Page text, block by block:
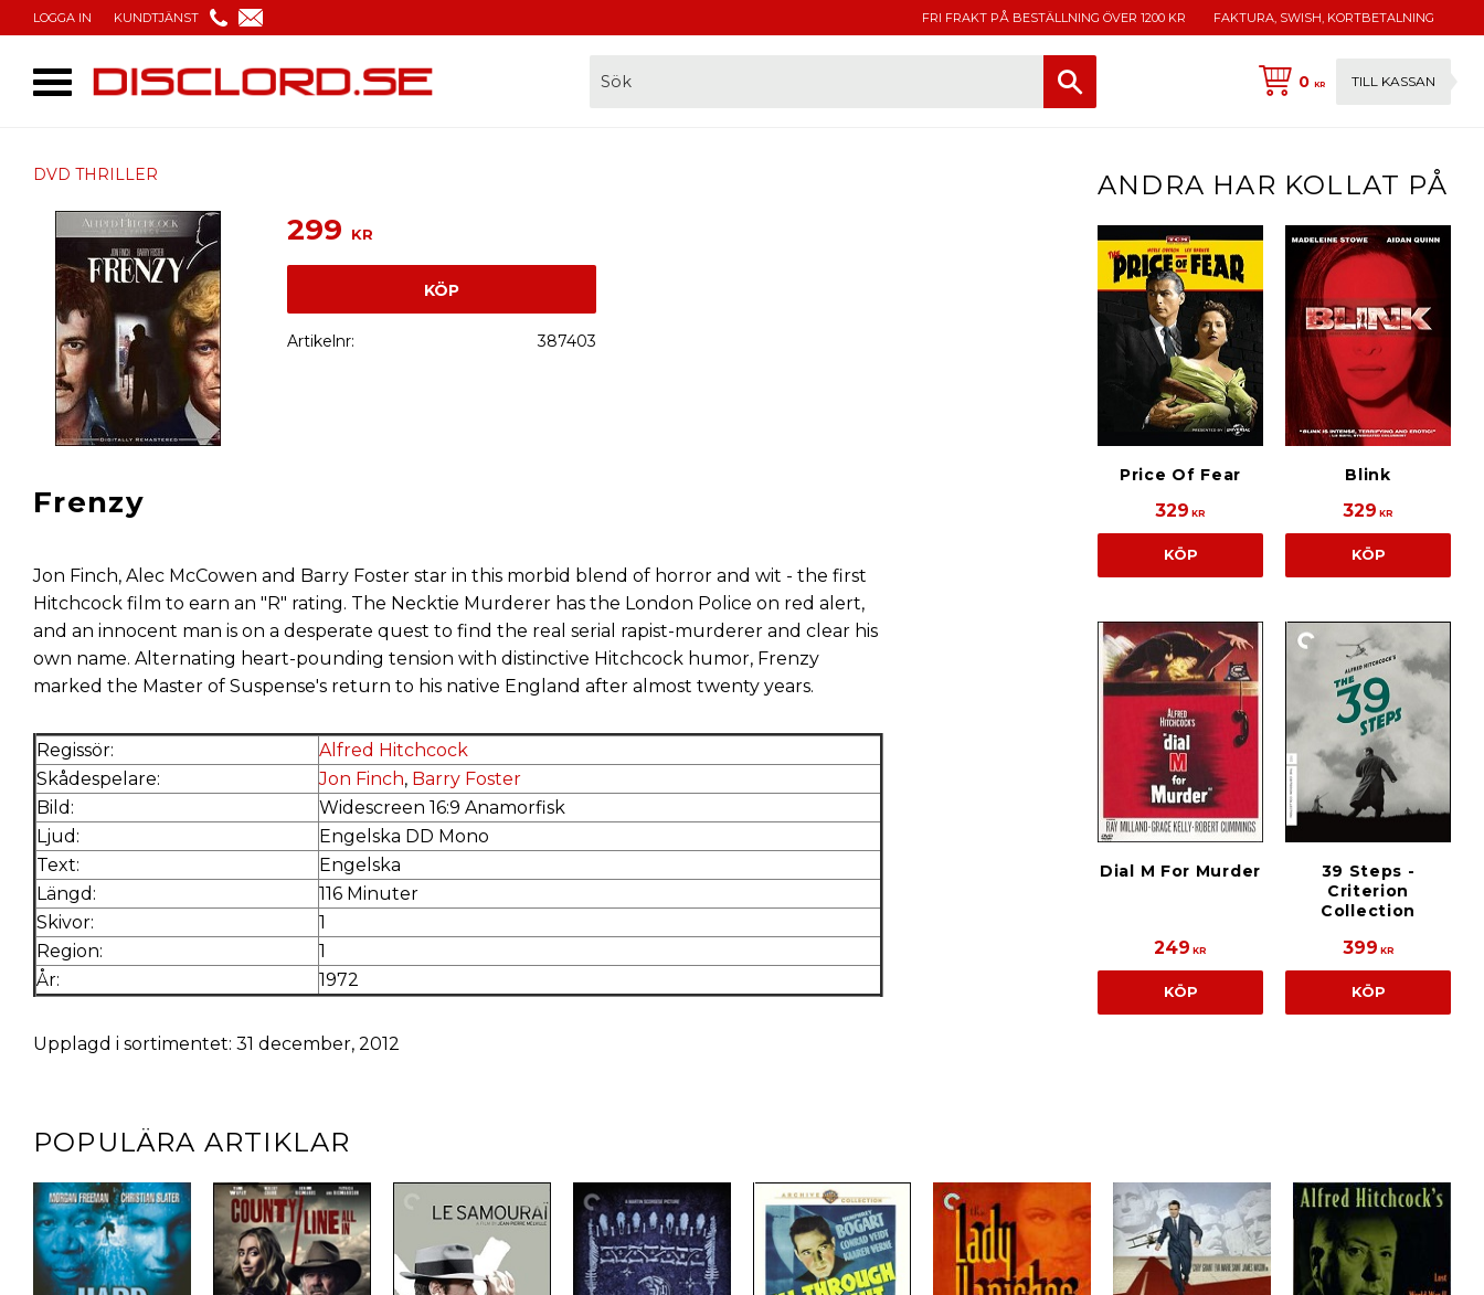
LOGGA IN KUNDTJÄNST FRI FRAKT PÅ BESTÄLLNING ÖVER 1200 KR FAKTURA, SWISH, KORTBETALNING
0KR TILL KASSAN
DVD THRILLER
299 KR
KÖP
Artikelnr 387403
Frenzy
Jon Finch, Alec McCowen and Barry Foster star in this morbid blend of horror and wit - the first
Hitchcock film to earn an "R" rating. The Necktie Murderer has the London Police on red alert,
and an innocent man is on a desperate quest to find the real serial rapist-murderer and clear his
own name. Alternating heart-pounding tension with distinctive Hitchcock humor, Frenzy
marked the Master of Suspense's return to his native England after almost twenty years.
Regissör:
Alfred Hitchcock
Skådespelare:
Jon Finch, Barry Foster
Bild:
Widescreen 16:9 Anamorfisk
Ljud:
Engelska DD Mono
Text:
Engelska
Längd:
116 Minuter
Skivor:
1
Region:
1
År:
1972
Upplagd i sortimentet: 31 december, 2012
ANDRA HAR KOLLAT PÅ
Price Of Fear
329 KR
KÖP
Blink
329 KR
KÖP
Dial M For Murder
249 KR
KÖP
39 Steps -
Criterion
Collection
399 KR
KÖP
POPULÄRA ARTIKLAR